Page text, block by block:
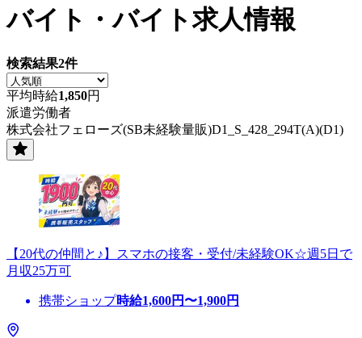
バイト・バイト求人情報
検索結果2件
平均時給1,850円
派遣労働者
株式会社フェローズ(SB未経験量販)D1_S_428_294T(A)(D1)
【20代の仲間と♪】スマホの接客・受付/未経験OK☆週5日で
月収25万可
携帯ショップ時給1,600円〜1,900円